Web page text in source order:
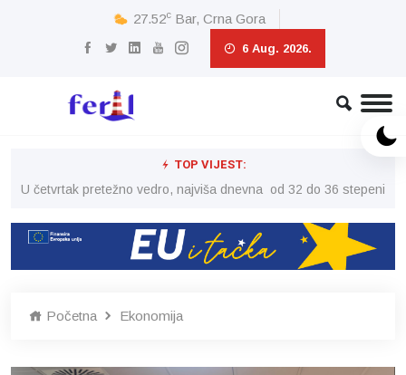
27.52c Bar, Crna Gora
6 Aug. 2026.
TOP VIJEST:
U četvrtak pretežno vedro, najviša dnevna od 32 do 36 stepeni
Početna Ekonomija